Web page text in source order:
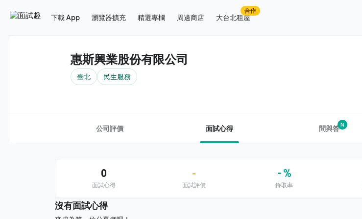
下載 App 瀏覽器擴充 精選專欄 周邊商店 大台北租屋
合作
惠斯興業股份有限公司
臺北 民生服務
公司評價 面試心得 問與答N
0
面試心得
-
面試評價
- %
錄取率
沒有面試心得